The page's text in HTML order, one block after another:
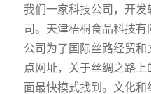
我们一家科技公司，开
司。天津梧桐食品科技
公司为了国际丝路经贸
点网址，关于丝绸之路
面最快模式找到。文化和